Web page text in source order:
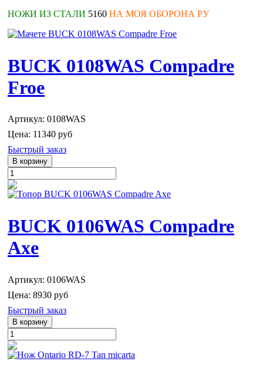
НОЖИ ИЗ СТАЛИ 5160 НА МОЯ ОБОРОНА РУ
BUCK 0108WAS Compadre
Froe
Артикул: 0108WAS
Цена: 11340 руб
Быстрый заказ
BUCK 0106WAS Compadre
Axe
Артикул: 0106WAS
Цена: 8930 руб
Быстрый заказ